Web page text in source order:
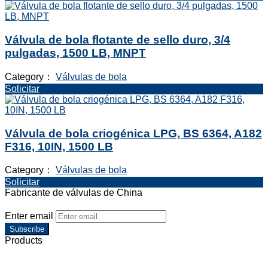
Válvula de bola flotante de sello duro, 3/4
pulgadas, 1500 LB, MNPT
Category： Válvulas de bola
Solicitar
Válvula de bola criogénica LPG, BS 6364, A182
F316, 10IN, 1500 LB
Category： Válvulas de bola
Solicitar
Fabricante de válvulas de China
Enter email
Subscribe
Products